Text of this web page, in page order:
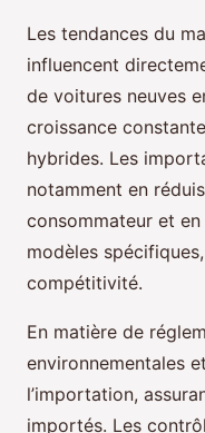
Les tendances du
influencent
de voitures neuves
croissance
hybrides. Les
notamment en
consommateur et
modèles
compétitivité.
En matière de
environnementales
l’importation,
importés. Les